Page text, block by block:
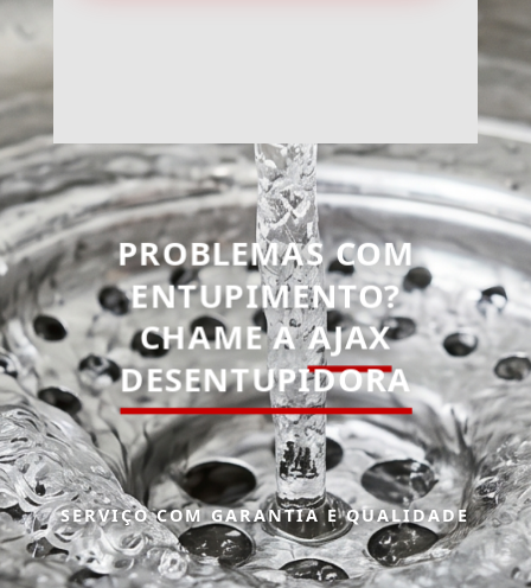
PROBLEMAS COM
ENTUPIMENTO?
CHAME AAJAX
DESENTUPIDORA
SERVIÇO COM GARANTIA E QUALIDADE